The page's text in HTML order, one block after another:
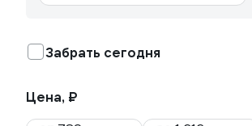
Забрать сегодня
Цена, ₽